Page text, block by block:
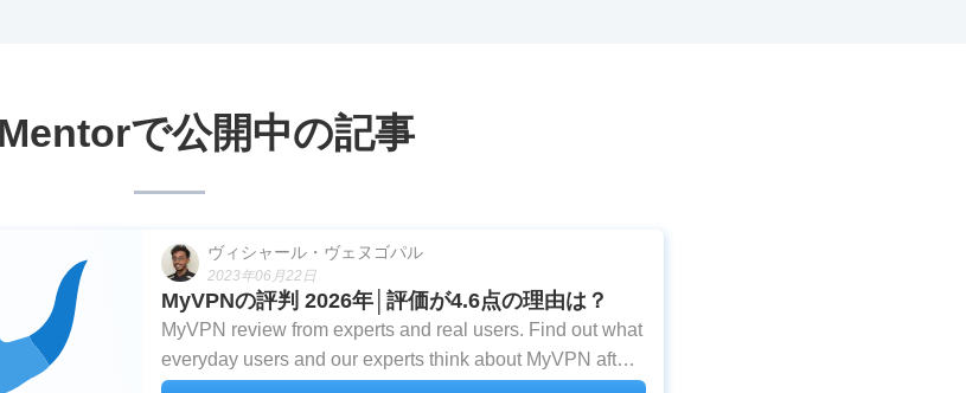
で公開中の記事
ヴィシャール・ヴェヌゴパル
2023年06月22日
MyVPNの評判 2026年│評価が4.6点の理由は？
MyVPN review from experts and real users. Find out what
everyday users and our experts think about MyVPN after
testing